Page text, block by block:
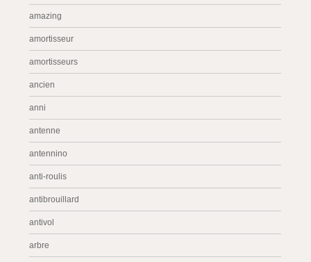
amazing
amortisseur
amortisseurs
ancien
anni
antenne
antennino
anti-roulis
antibrouillard
antivol
arbre